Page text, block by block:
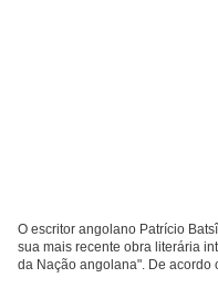
O escritor angolano Patrício
sua mais recente obra literária
da Nação angolana". De acordo